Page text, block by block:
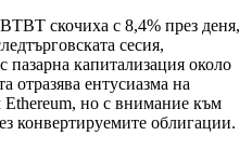
скочиха с 8,4% през деня,
сесия,
пазарна капитализация около
отразява ентусиазма на
Ethereum, но с внимание към
конвертируемите облигации.